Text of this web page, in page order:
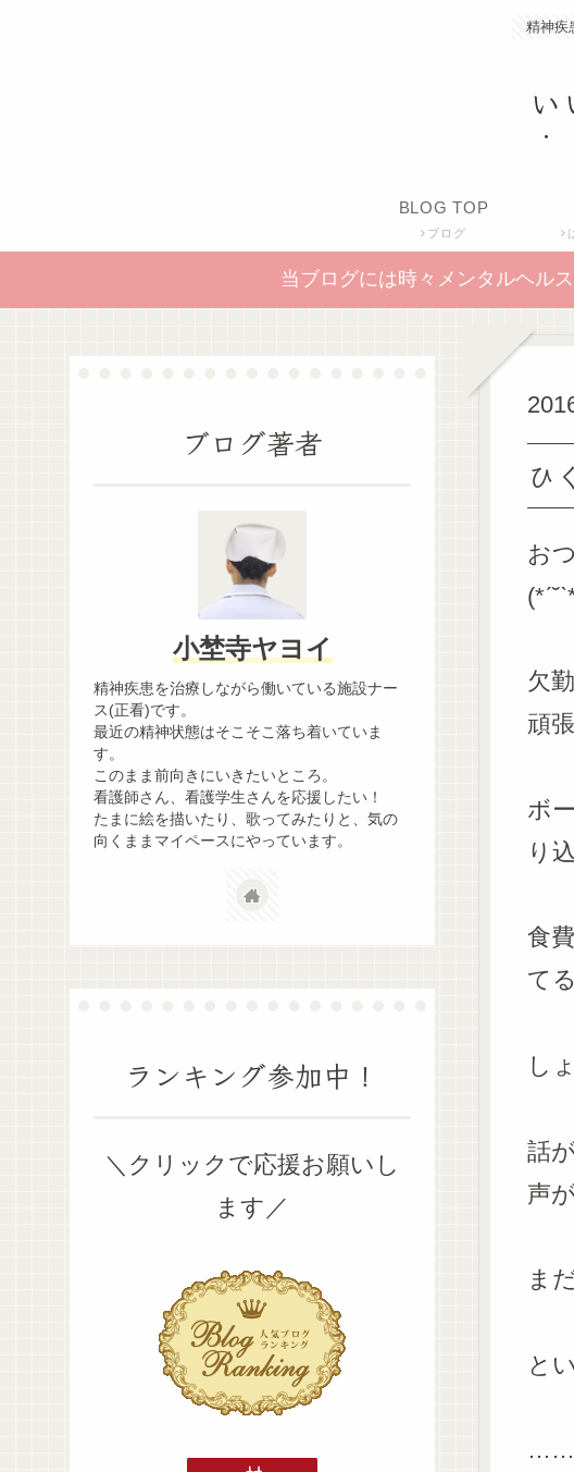
精神疾
BLOG TOP
ブログ
当ブログには時々メンタルヘル
ひ
お
欠
頑
ボ
り
食
て
し
話
声
ま
と
……
ブログ著者
小埜寺ヤヨイ
精神疾患を治療しながら働いている施設ナー
ス(正看)です。
最近の精神状態はそこそこ落ち着いていま
す。
このまま前向きにいきたいところ。
看護師さん、看護学生さんを応援したい！
たまに絵を描いたり、歌ってみたりと、気の
向くままマイペースにやっています。
ランキング参加中！
＼クリックで応援お願いし
ます／